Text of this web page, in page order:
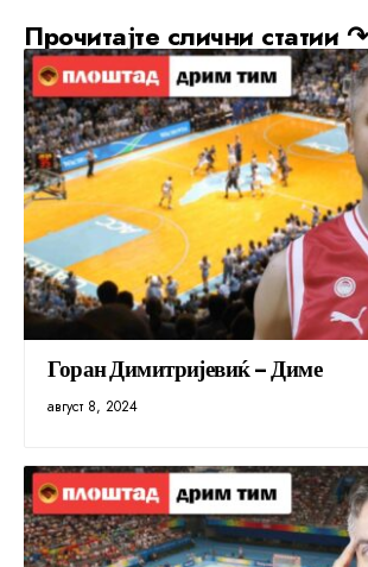
Прочитајте слични статии ↷
Горан Димитријевиќ – Диме
август 8, 2024